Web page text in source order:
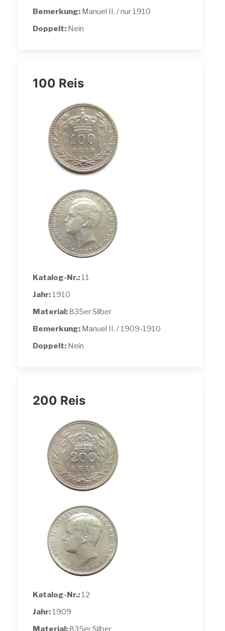
Bemerkung: Manuel II. / nur 1910
Doppelt: Nein
100 Reis
Katalog-Nr.: 11
Jahr: 1910
Material:835er Silber
Bemerkung: Manuel II. / 1909-1910
Doppelt: Nein
200 Reis
Katalog-Nr.: 12
Jahr: 1909
Material:835er Silber